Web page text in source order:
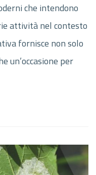
che intendono
attività nel contesto
fornisce non solo
un’occasione per